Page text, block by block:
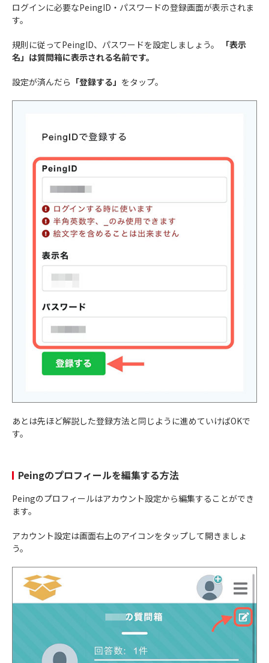
ログインに必要なPeingID・パスワードの登録画面が表示されま
す。
規則に従ってPeingID、パスワードを設定しましょう。
「表示
名」は質問箱に表示される名前です。
設定が済んだら 「登録する」 をタップ。
あとは先ほど解説した登録方法と同じように進めていけばOKで
す。
Peingのプロフィールを編集する方法
Peingのプロフィールはアカウント設定から編集することができ
ます。
アカウント設定は画面右上のアイコンをタップして開きましょ
う。